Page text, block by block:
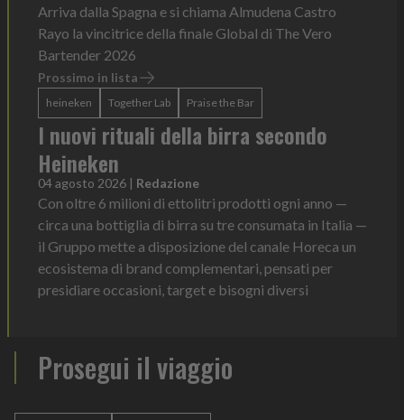
Arriva dalla Spagna e si chiama Almudena Castro
Rayo la vincitrice della finale Global di The Vero
Bartender 2026
Prossimo in lista
heineken Together Lab Praise the Bar
I nuovi rituali della birra secondo
Heineken
04 agosto 2026 | Redazione
Con oltre 6 milioni di ettolitri prodotti ogni anno —
circa una bottiglia di birra su tre consumata in Italia —
il Gruppo mette a disposizione del canale Horeca un
ecosistema di brand complementari, pensati per
presidiare occasioni, target e bisogni diversi
Prosegui il viaggio